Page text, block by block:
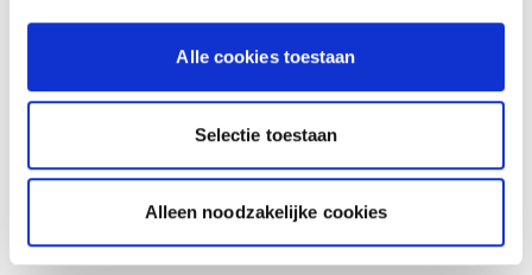
Alle cookies toestaan
Selectie toestaan
Alleen noodzakelijke cookies